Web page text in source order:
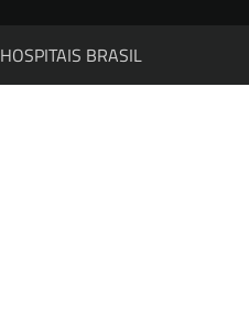
HOSPITAIS BRASIL